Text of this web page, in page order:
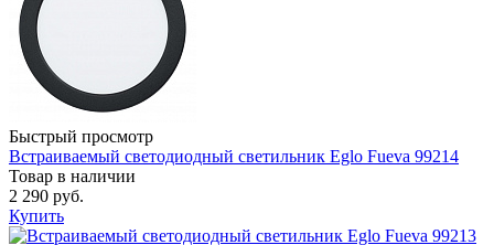
Быстрый просмотр
Встраиваемый светодиодный светильник Eglo Fueva 99214
Товар в наличии
2 290 руб.
Купить